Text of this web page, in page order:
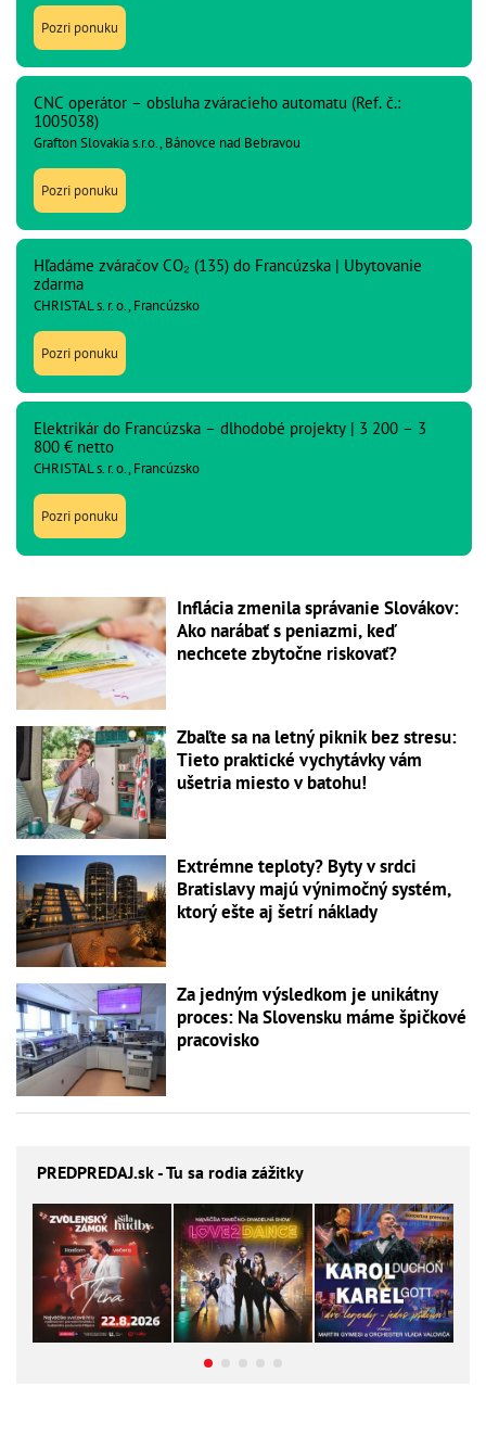
Pozri ponuku
CNC operátor – obsluha zváracieho automatu (Ref. č.:
1005038)
Grafton Slovakia s.r.o., Bánovce nad Bebravou
Pozri ponuku
Hľadáme zváračov CO₂ (135) do Francúzska | Ubytovanie
zdarma
CHRISTAL s. r. o., Francúzsko
Pozri ponuku
Elektrikár do Francúzska – dlhodobé projekty | 3 200 – 3
800 € netto
CHRISTAL s. r. o., Francúzsko
Pozri ponuku
Inflácia zmenila správanie Slovákov:
Ako narábať s peniazmi, keď
nechcete zbytočne riskovať?
Zbaľte sa na letný piknik bez stresu:
Tieto praktické vychytávky vám
ušetria miesto v batohu!
Extrémne teploty? Byty v srdci
Bratislavy majú výnimočný systém,
ktorý ešte aj šetrí náklady
Za jedným výsledkom je unikátny
proces: Na Slovensku máme špičkové
pracovisko
PREDPREDAJ.sk - Tu sa rodia zážitky